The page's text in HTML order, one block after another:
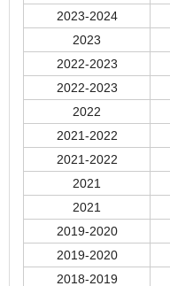
2023-2024
2023
2022-2023
2022-2023
2022
2021-2022
2021-2022
2021
2021
2019-2020
2019-2020
2018-2019